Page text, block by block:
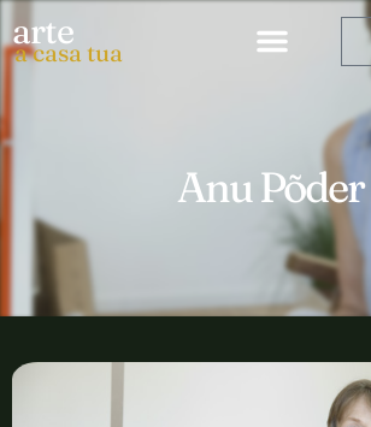
arte
a casa tua
Anu Põder